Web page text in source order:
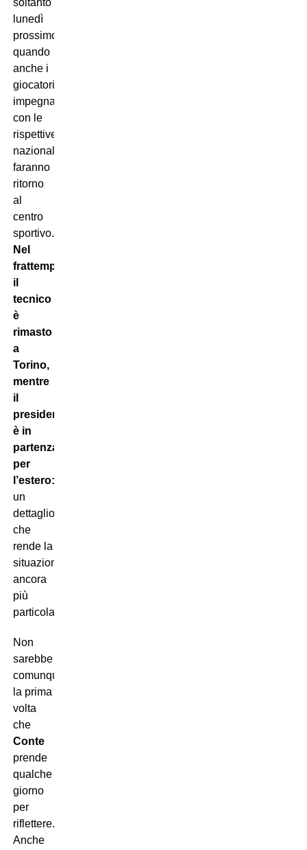
soltanto
lunedì
prossimo,
quando
anche i
giocatori
impegnati
con le
rispettive
nazionali
faranno
ritorno
al
centro
sportivo.
Nel
frattempo
il
tecnico
è
rimasto
a
Torino,
mentre
il
presidente
è in
partenza
per
l’estero:
un
dettaglio
che
rende la
situazione
ancora
più
particolare.
Non
sarebbe
comunque
la prima
volta
che
Conte
prende
qualche
giorno
per
riflettere.
Anche